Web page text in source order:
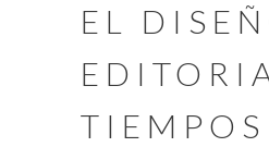
EL
TIEMPOS